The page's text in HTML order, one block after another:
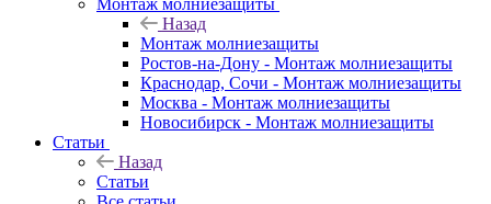
Монтаж молниезащиты
Назад
Монтаж молниезащиты
Ростов-на-Дону - Монтаж молниезащиты
Краснодар, Сочи - Монтаж молниезащиты
Москва - Монтаж молниезащиты
Новосибирск - Монтаж молниезащиты
Статьи
Назад
Статьи